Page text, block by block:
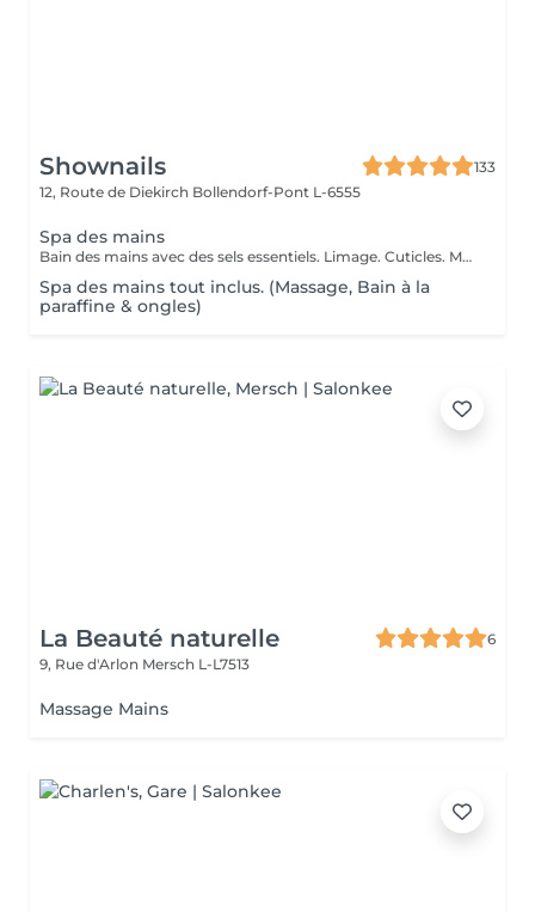
Shownails
133
12, Route de Diekirch Bollendorf-Pont L-6555
Spa des mains
Bain des mains avec des sels essentiels. Limage. Cuticles. Massage des mains
Spa des mains tout inclus. (Massage, Bain à la
paraffine & ongles)
La Beauté naturelle
6
9, Rue d'Arlon Mersch L-L7513
Massage Mains